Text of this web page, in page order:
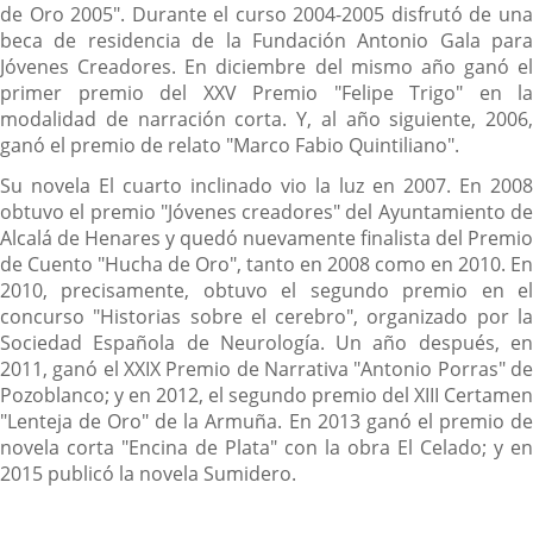
de Oro 2005". Durante el curso 2004-2005 disfrutó de una
beca de residencia de la Fundación Antonio Gala para
Jóvenes Creadores. En diciembre del mismo año ganó el
primer premio del XXV Premio "Felipe Trigo" en la
modalidad de narración corta. Y, al año siguiente, 2006,
ganó el premio de relato "Marco Fabio Quintiliano".
Su novela El cuarto inclinado vio la luz en 2007. En 2008
obtuvo el premio "Jóvenes creadores" del Ayuntamiento de
Alcalá de Henares y quedó nuevamente finalista del Premio
de Cuento "Hucha de Oro", tanto en 2008 como en 2010. En
2010, precisamente, obtuvo el segundo premio en el
concurso "Historias sobre el cerebro", organizado por la
Sociedad Española de Neurología. Un año después, en
2011, ganó el XXIX Premio de Narrativa "Antonio Porras" de
Pozoblanco; y en 2012, el segundo premio del XIII Certamen
"Lenteja de Oro" de la Armuña. En 2013 ganó el premio de
novela corta "Encina de Plata" con la obra El Celado; y en
2015 publicó la novela Sumidero.